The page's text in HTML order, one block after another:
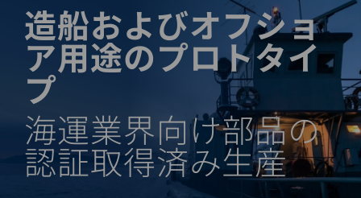
DEUTSCH
ENGLISH
汉语
日本語
造船およびオフショ
ア用途のプロトタイ
プ
海運業界向け部品の
認証取得済み生産